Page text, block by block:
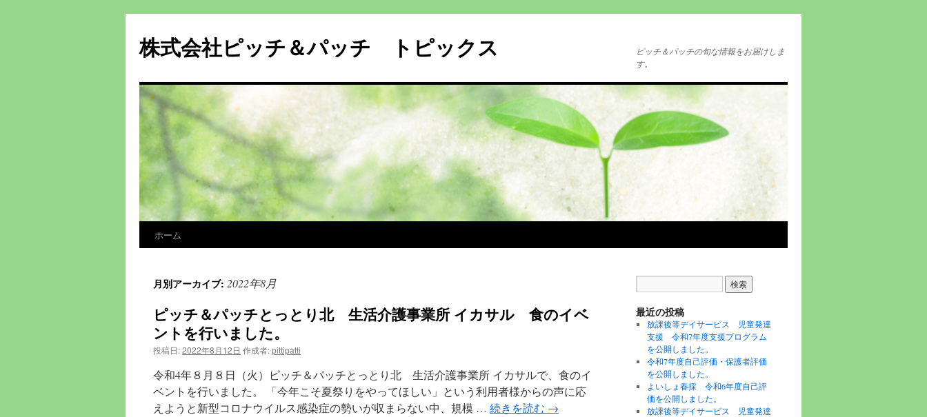
株式会社ピッチ＆パッチ トピックス
ピッチ＆パッチの旬な情報をお届けしま
す。
テ
ス
ホーム
月別アーカイブ: 2022年8月
ピッチ＆パッチとっとり北 生活介護事業所 イカサル 食のイベ
ントを行いました。
投稿日:2022年8月12日 作成者:pittipatti
令和4年８月８日（火）ピッチ＆パッチとっとり北 生活介護事業所 イカサルで、食のイ
ベントを行いました。 「今年こそ夏祭りをやってほしい」という利用者様からの声に応
えようと新型コロナウイルス感染症の勢いが収まらない中、規模 … 続きを読む →
最近の投稿
放課後等デイサービス 児童発達
支援 令和7年度支援プログラム
を公開しました。
令和7年度自己評価・保護者評価
を公開しました。
よいしょ春採 令和6年度自己評
価を公開しました。
放課後等デイサービス 児童発達